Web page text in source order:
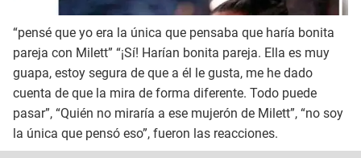
“pensé que yo era la única que pensaba que haría bonita
pareja con Milett” “¡Sí! Harían bonita pareja. Ella es muy
guapa, estoy segura de que a él le gusta, me he dado
cuenta de que la mira de forma diferente. Todo puede
pasar”, “Quién no miraría a ese mujerón de Milett”, “no soy
la única que pensó eso”, fueron las reacciones.